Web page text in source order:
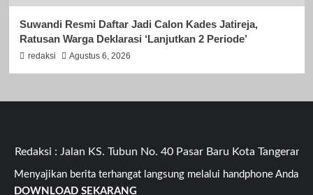
Suwandi Resmi Daftar Jadi Calon Kades Jatireja,
Ratusan Warga Deklarasi ‘Lanjutkan 2 Periode’
redaksi Agustus 6, 2026
: Jalan KS. Tubun No. 40 Pasar Baru Kota Tangerang
Menyajikan berita terhangat langsung melalui handphone Anda
DOWNLOAD SEKARANG